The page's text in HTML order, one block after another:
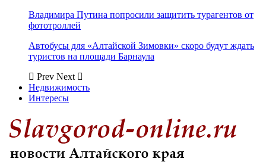
Владимира Путина попросили защитить турагентов от
фототроллей
Автобусы для «Алтайской Зимовки» скоро будут ждать
туристов на площади Барнаула
Prev Next
Недвижимость
Интересы